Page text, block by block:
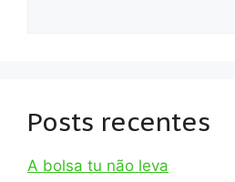
Posts recentes
A bolsa tu não leva